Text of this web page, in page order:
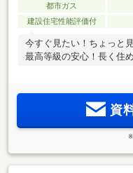
都市ガス
建設住宅性能評価付
今すぐ見たい！ちょっと
最高等級の安心！長く住
資